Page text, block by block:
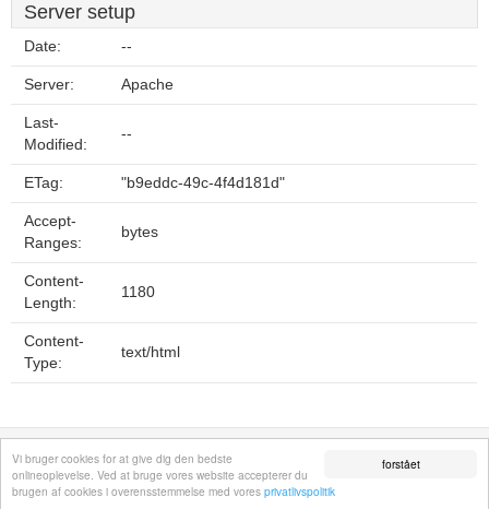
forstået
Vi bruger cookies for at give dig den bedste
onlineoplevelse. Ved at bruge vores website accepterer du
brugen af cookies i overensstemmelse med vores privatlivspolitik
Server setup
Date: --
Server: Apache
Last-
Modified:
--
ETag: "b9eddc-49c-4f4d181d"
Accept-
Ranges:
bytes
Content-
Length:
1180
Content-
Type:
text/html